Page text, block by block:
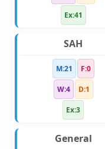
Ex:41
SAH
M:21 F:0
W:4 D:1
Ex:3
General